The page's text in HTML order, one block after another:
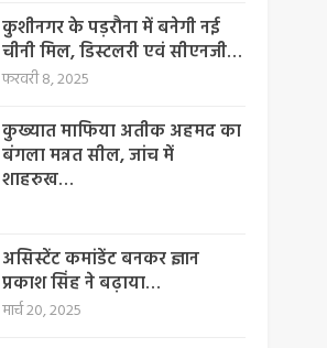
कुशीनगर के पड़रौना में बनेगी नई
चीनी मिल, डिस्टलरी एवं सीएनजी…
फरवरी 8, 2025
कुख्यात माफिया अतीक अहमद का
बंगला मन्नत सील, जांच में
शाहरुख…
असिस्टेंट कमांडेंट बनकर ज्ञान
प्रकाश सिंह ने बढ़ाया…
मार्च 20, 2025